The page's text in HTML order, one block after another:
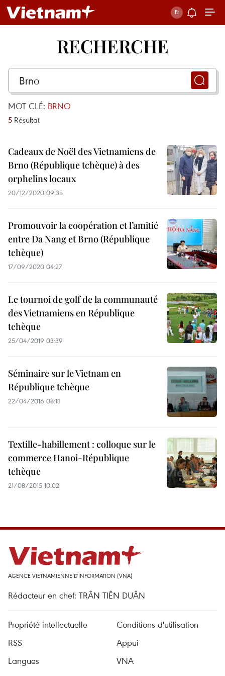
RECHERCHE
MOT CLÉ: BRNO
5 Résultat
Cadeaux de Noël des Vietnamiens de
Brno (République tchèque) à des
orphelins locaux
20/12/2020 09:38
Promouvoir la coopération et l’amitié
entre Da Nang et Brno (République
tchèque)
17/09/2020 04:27
Le tournoi de golf de la communauté
des Vietnamiens en République
tchèque
25/04/2019 03:39
Séminaire sur le Vietnam en
République tchèque
22/04/2016 08:13
Textille-habillement : colloque sur le
commerce Hanoi-République
tchèque
21/08/2015 10:02
AGENCE VIETNAMIENNE D'INFORMATION (VNA)
Rédacteur en chef: TRÂN TIÊN DUÂN
Propriété intellectuelle
Conditions d'utilisation
RSS
Appui
Langues
VNA